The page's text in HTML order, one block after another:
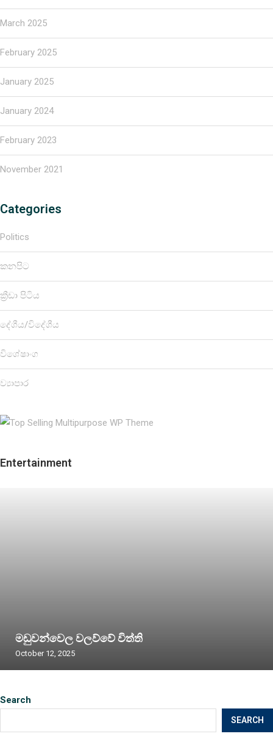
Search
SEARCH
March 2025
February 2025
January 2025
January 2024
February 2023
November 2021
Categories
Politics
කනපිට
ක්‍රීඩා පිටිය
දේශීය/විදේශීය
විශේෂාංග
ව්‍යාපාර
Entertainment
මඩුවන්වෙල වලව්වේ විත්ති
October 12, 2025